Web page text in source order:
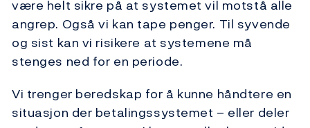
være helt sikre på at systemet vil motstå alle
angrep. Også vi kan tape penger. Til syvende
og sist kan vi risikere at systemene må
stenges ned for en periode.
Vi trenger beredskap for å kunne håndtere en
situasjon der betalingssystemet – eller deler